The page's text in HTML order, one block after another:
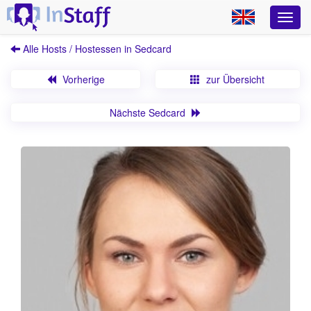
Alle Hosts / Hostessen in Sedcard
Vorherige zur Übersicht
Nächste Sedcard